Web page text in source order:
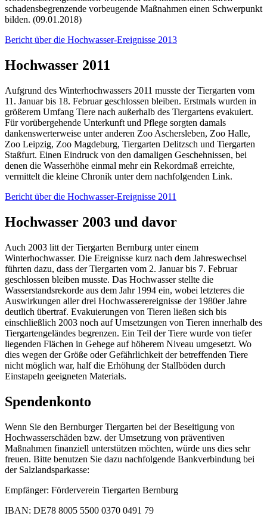
schadensbegrenzende vorbeugende Maßnahmen einen Schwerpunkt
bilden. (09.01.2018)
Bericht über die Hochwasser-Ereignisse 2013
Hochwasser 2011
Aufgrund des Winterhochwassers 2011 musste der Tiergarten vom
11. Januar bis 18. Februar geschlossen bleiben. Erstmals wurden in
größerem Umfang Tiere nach außerhalb des Tiergartens evakuiert.
Für vorübergehende Unterkunft und Pflege sorgten damals
dankenswerterweise unter anderen Zoo Aschersleben, Zoo Halle,
Zoo Leipzig, Zoo Magdeburg, Tiergarten Delitzsch und Tiergarten
Staßfurt. Einen Eindruck von den damaligen Geschehnissen, bei
denen die Wasserhöhe einmal mehr ein Rekordmaß erreichte,
vermittelt die kleine Chronik unter dem nachfolgenden Link.
Bericht über die Hochwasser-Ereignisse 2011
Hochwasser 2003 und davor
Auch 2003 litt der Tiergarten Bernburg unter einem
Winterhochwasser. Die Ereignisse kurz nach dem Jahreswechsel
führten dazu, dass der Tiergarten vom 2. Januar bis 7. Februar
geschlossen bleiben musste. Das Hochwasser stellte die
Wasserstandsrekorde aus dem Jahr 1994 ein, wobei letzteres die
Auswirkungen aller drei Hochwasserereignisse der 1980er Jahre
deutlich übertraf. Evakuierungen von Tieren ließen sich bis
einschließlich 2003 noch auf Umsetzungen von Tieren innerhalb des
Tiergartengeländes begrenzen. Ein Teil der Tiere wurde von tiefer
liegenden Flächen in Gehege auf höherem Niveau umgesetzt. Wo
dies wegen der Größe oder Gefährlichkeit der betreffenden Tiere
nicht möglich war, half die Erhöhung der Stallböden durch
Einstapeln geeigneten Materials.
Spendenkonto
Wenn Sie den Bernburger Tiergarten bei der Beseitigung von
Hochwasserschäden bzw. der Umsetzung von präventiven
Maßnahmen finanziell unterstützen möchten, würde uns dies sehr
freuen. Bitte benutzen Sie dazu nachfolgende Bankverbindung bei
der Salzlandsparkasse:
Empfänger: Förderverein Tiergarten Bernburg
IBAN: DE78 8005 5500 0370 0491 79